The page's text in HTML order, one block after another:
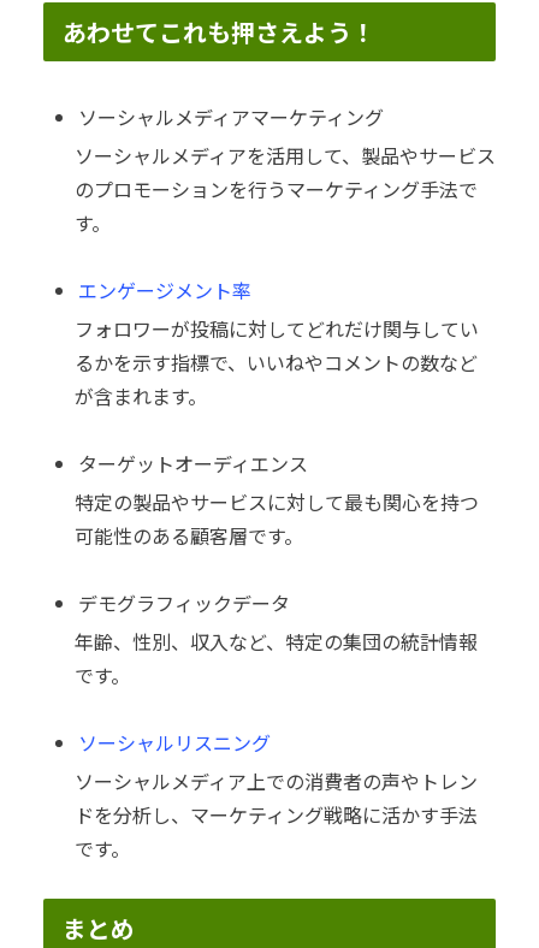
あわせてこれも押さえよう！
ソーシャルメディアマーケティング
ソーシャルメディアを活用して、製品やサービス
のプロモーションを行うマーケティング手法で
す。
エンゲージメント率
フォロワーが投稿に対してどれだけ関与してい
るかを示す指標で、いいねやコメントの数など
が含まれます。
ターゲットオーディエンス
特定の製品やサービスに対して最も関心を持つ
可能性のある顧客層です。
デモグラフィックデータ
年齢、性別、収入など、特定の集団の統計情報
です。
ソーシャルリスニング
ソーシャルメディア上での消費者の声やトレン
ドを分析し、マーケティング戦略に活かす手法
です。
まとめ